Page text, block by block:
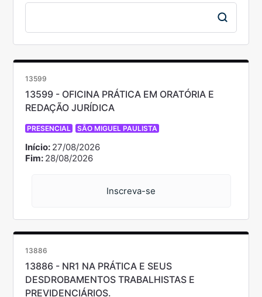
13599
13599 - OFICINA PRÁTICA EM ORATÓRIA E
REDAÇÃO JURÍDICA
PRESENCIAL SÃO MIGUEL PAULISTA
Início: 27/08/2026
Fim: 28/08/2026
Inscreva-se
13886
13886 - NR1 NA PRÁTICA E SEUS
DESDROBAMENTOS TRABALHISTAS E
PREVIDENCIÁRIOS.